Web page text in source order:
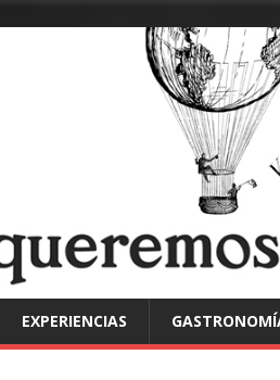
EXPERIENCIAS